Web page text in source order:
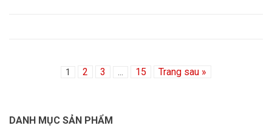
1 2 3 … 15 Trang sau »
DANH MỤC SẢN PHẨM